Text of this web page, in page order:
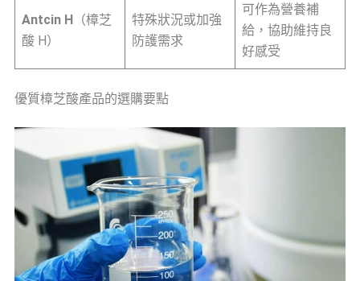
Antcin H （樟芝
酸 H）
特殊狀況或加強
防護需求
可作為營養補
給，協助維持良
好感受
優質樟芝酸產品的選購要點